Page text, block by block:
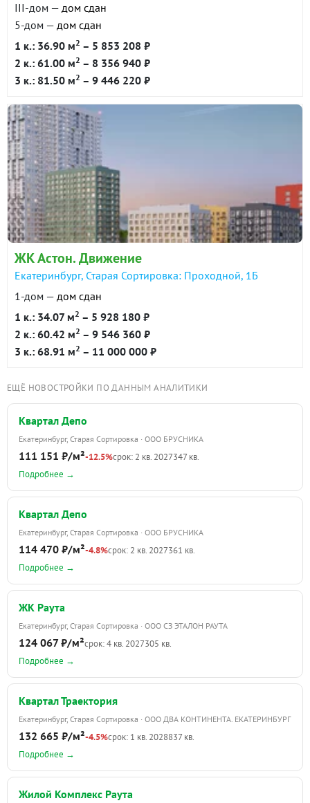
III-дом — дом сдан
5-дом — дом сдан
1 к.: 36.90 м2 – 5 853 208 ₽
2 к.: 61.00 м2 – 8 356 940 ₽
3 к.: 81.50 м2 – 9 446 220 ₽
ЖК Астон. Движение
Екатеринбург, Старая Сортировка: Проходной, 1Б
1-дом — дом сдан
1 к.: 34.07 м2 – 5 928 180 ₽
2 к.: 60.42 м2 – 9 546 360 ₽
3 к.: 68.91 м2 – 11 000 000 ₽
ЕЩЁ НОВОСТРОЙКИ ПО ДАННЫМ АНАЛИТИКИ
Квартал Депо
Екатеринбург, Старая Сортировка · ООО БРУСНИКА
111 151 ₽/м²-12.5%срок: 2 кв. 2027347 кв.
Подробнее →
Квартал Депо
Екатеринбург, Старая Сортировка · ООО БРУСНИКА
114 470 ₽/м²-4.8%срок: 2 кв. 2027361 кв.
Подробнее →
ЖК Раута
Екатеринбург, Старая Сортировка · ООО СЗ ЭТАЛОН РАУТА
124 067 ₽/м²срок: 4 кв. 2027305 кв.
Подробнее →
Квартал Траектория
Екатеринбург, Старая Сортировка · ООО ДВА КОНТИНЕНТА. ЕКАТЕРИНБУРГ
132 665 ₽/м²-4.5%срок: 1 кв. 2028837 кв.
Подробнее →
Жилой Комплекс Раута